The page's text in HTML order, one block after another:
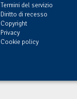
Termini del servizio
Diritto di recesso
Copyright
Privacy
Cookie policy